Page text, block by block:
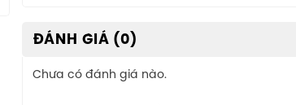
ĐÁNH GIÁ (0)
Chưa có đánh giá nào.